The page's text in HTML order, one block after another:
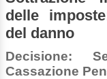
delle
del danno
Decisione:
Cassazione